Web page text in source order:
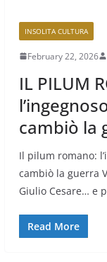
INSOLITA CULTURA
February 22, 2026
IL PILUM
cambiò la
Il pilum romano:
cambiò la guerra
Giulio Cesare… e
Read More